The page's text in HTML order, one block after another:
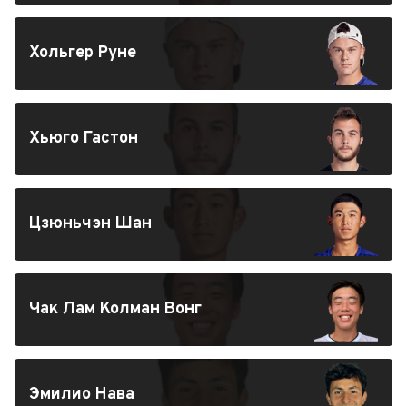
Хольгер Руне
Хьюго Гастон
Цзюньчэн Шан
Чак Лам Колман Вонг
Эмилио Нава